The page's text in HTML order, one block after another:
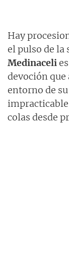
Hay
el pulso de la
Medinaceli
devoción
entorno de
impracticable
colas desde